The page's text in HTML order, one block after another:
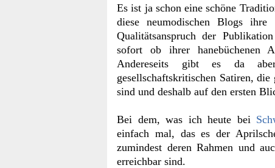
Es ist ja schon eine schöne
diese neumodischen Blogs
Qualitätsanspruch der
sofort ob ihrer hanebüchenen
Andereseits gibt es da
gesellschaftskritischen Satiren,
sind und deshalb auf den ersten
Bei dem, was ich heute bei
einfach mal, das es der
zumindest deren Rahmen und
erreichbar sind.